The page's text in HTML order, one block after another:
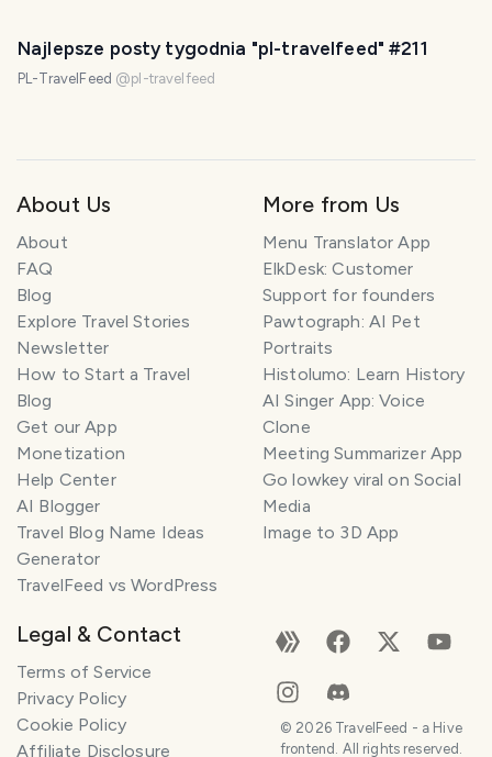
Najlepsze posty tygodnia "pl-travelfeed" #211
PL-TravelFeed @pl-travelfeed
About Us
About
FAQ
Blog
Explore Travel Stories
Newsletter
How to Start a Travel
Blog
Get our App
Monetization
Help Center
AI Blogger
Travel Blog Name Ideas
Generator
TravelFeed vs WordPress
More from Us
Menu Translator App
ElkDesk: Customer
Support for founders
Pawtograph: AI Pet
Portraits
Histolumo: Learn History
AI Singer App: Voice
Clone
Meeting Summarizer App
Go lowkey viral on Social
Media
Image to 3D App
Legal & Contact
Terms of Service
Privacy Policy
Cookie Policy
Affiliate Disclosure
© 2026TravelFeed - a Hive
frontend. All rights reserved.